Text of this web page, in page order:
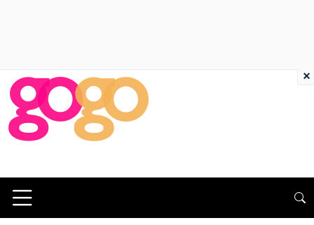
×